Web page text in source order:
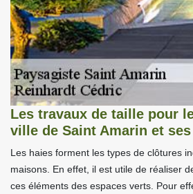
Les travaux de taille pour
ville de Saint Amarin et
Les haies forment les types de clôtures
maisons. En effet, il est utile de réaliser
ces éléments des espaces verts. Pour